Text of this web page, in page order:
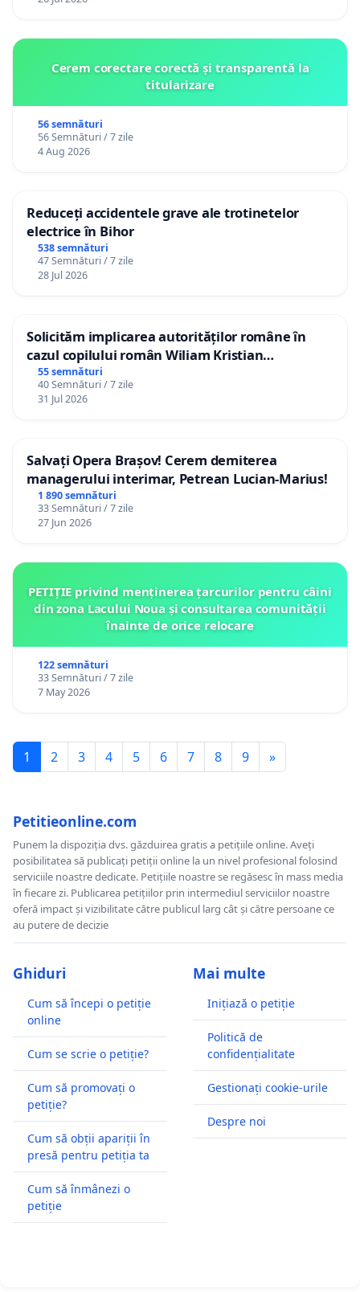
Cerem corectare corectă și transparentă la
titularizare
56 semnături
56 Semnături / 7 zile
4 Aug 2026
Reduceți accidentele grave ale trotinetelor
electrice în Bihor
538 semnături
47 Semnături / 7 zile
28 Jul 2026
Solicităm implicarea autorităților române în
cazul copilului român Wiliam Kristian
Gheorghe, aflat în plasament în Danemarca de
12 ani
55 semnături
40 Semnături / 7 zile
31 Jul 2026
Salvați Opera Brașov! Cerem demiterea
managerului interimar, Petrean Lucian-Marius!
1 890 semnături
33 Semnături / 7 zile
27 Jun 2026
PETIȚIE privind menținerea țarcurilor pentru câini
din zona Lacului Noua și consultarea comunității
înainte de orice relocare
122 semnături
33 Semnături / 7 zile
7 May 2026
1 2 3 4 5 6 7 8 9 »
Petitieonline.com
Punem la dispoziția dvs. găzduirea gratis a petițiile online. Aveți
posibilitatea să publicați petiții online la un nivel profesional folosind
serviciile noastre dedicate. Petițiile noastre se regăsesc în mass media
în fiecare zi. Publicarea petițiilor prin intermediul serviciilor noastre
oferă impact și vizibilitate către publicul larg cât și către persoane ce
au putere de decizie
Ghiduri
Cum să începi o petiție
online
Cum se scrie o petiție?
Cum să promovați o
petiție?
Cum să obții apariții în
presă pentru petiția ta
Cum să înmânezi o
petiție
Mai multe
Inițiază o petiție
Politică de
confidențialitate
Gestionați cookie-urile
Despre noi